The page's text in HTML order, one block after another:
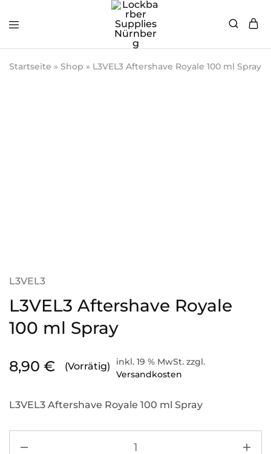
Lockbarber
Supplies
Nürnberg
Barber
Supplies
&
Startseite » Shop » L3VEL3 Aftershave Royale 100 ml Spray
L3VEL3
L3VEL3 Aftershave Royale
100 ml Spray
8,90 € (Vorrätig) inkl. 19 % MwSt. zzgl.
Versandkosten
L3VEL3 Aftershave Royale 100 ml Spray